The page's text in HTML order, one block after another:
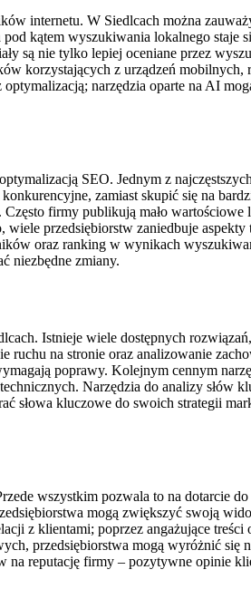
internetu. W Siedlcach można
kątem wyszukiwania lokalnego staje
są nie tylko lepiej oceniane przez
korzystających z urządzeń mobilnych,
narzędzia oparte na AI
SEO. Jednym z
zamiast skupić się na
firmy publikują mało
przedsiębiorstw zaniedbuje aspekty
oraz ranking w wynikach
niezbędne zmiany.
Istnieje wiele dostępnych
ruchu na stronie oraz analizowanie
poprawy. Kolejnym cennym
Narzędzia do analizy słów
słowa kluczowe do swoich strategii
wszystkim pozwala to na dotarcie
mogą zwiększyć swoją
z klientami; poprzez angażujące treści
przedsiębiorstwa mogą wyróżnić
na reputację firmy – pozytywne opinie